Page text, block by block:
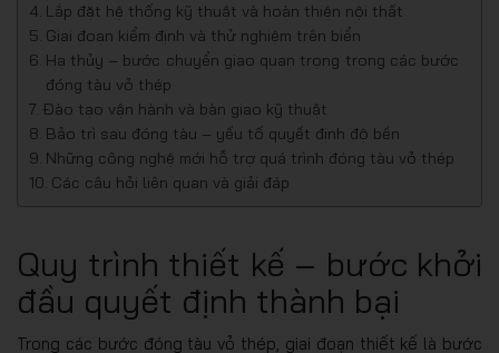
Lắp đặt hệ thống kỹ thuật và hoàn thiện nội thất
Giai đoạn kiểm định và thử nghiệm trên biển
Hạ thủy – bước chuyển giao quan trọng trong các bước
đóng tàu vỏ thép
Đào tạo vận hành và bàn giao kỹ thuật
Bảo trì sau đóng tàu – yếu tố quyết định độ bền
Những công nghệ mới hỗ trợ quá trình đóng tàu vỏ thép
Các câu hỏi liên quan và giải đáp
Quy trình thiết kế – bước khởi
đầu quyết định thành bại
Trong các bước đóng tàu vỏ thép, giai đoạn thiết kế là bước